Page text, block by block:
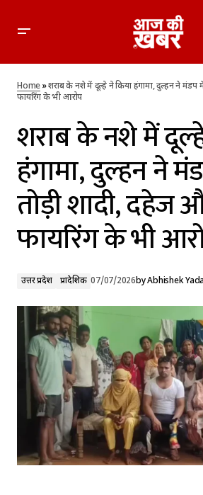
और हवाई फायरिंग के भी आरोप
Home»शराब के नशे में दूल्हे ने किया हंगामा, दुल्हन ने मंडप
फायरिंग के भी आरोप
शराब के नशे में
हंगामा, दुल्हन ने
तोड़ी शादी, दहेज
फायरिंग के भी
उत्तर प्रदेश प्रादेशिक 07/07/2026byAbhishek